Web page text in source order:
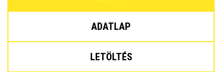
ADATLAP
LETÖLTÉS